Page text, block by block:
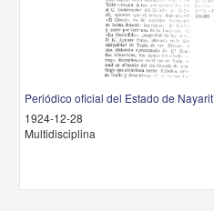
Periódico oficial del Estado de Nayarit
1924-12-28
Multidisciplina